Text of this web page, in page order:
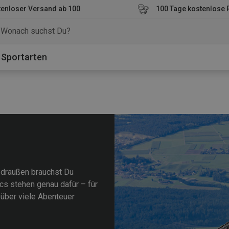
Versand ab 100
100 Tage kostenlose
Sportarten
brauchst Du
stehen genau dafür – für
viele Abenteuer